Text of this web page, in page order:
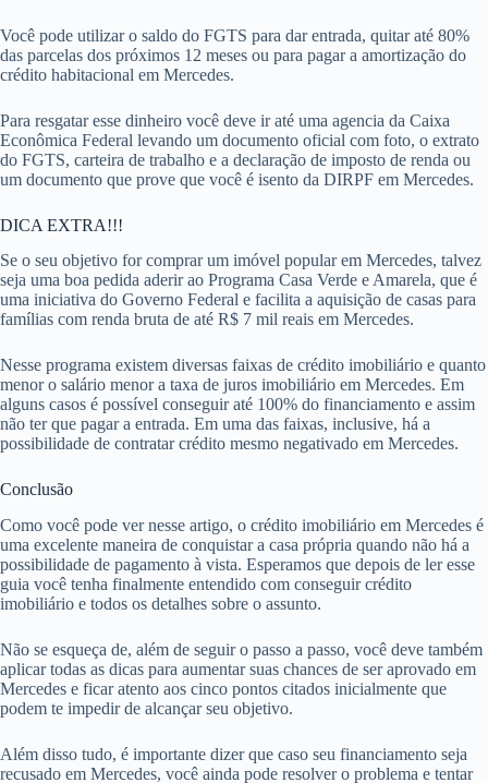
Você pode utilizar o saldo do FGTS para dar entrada, quitar até 80%
das parcelas dos próximos 12 meses ou para pagar a amortização do
crédito habitacional em Mercedes.
Para resgatar esse dinheiro você deve ir até uma agencia da Caixa
Econômica Federal levando um documento oficial com foto, o extrato
do FGTS, carteira de trabalho e a declaração de imposto de renda ou
um documento que prove que você é isento da DIRPF em Mercedes.
DICA EXTRA!!!
Se o seu objetivo for comprar um imóvel popular em Mercedes, talvez
seja uma boa pedida aderir ao Programa Casa Verde e Amarela, que é
uma iniciativa do Governo Federal e facilita a aquisição de casas para
famílias com renda bruta de até R$ 7 mil reais em Mercedes.
Nesse programa existem diversas faixas de crédito imobiliário e quanto
menor o salário menor a taxa de juros imobiliário em Mercedes. Em
alguns casos é possível conseguir até 100% do financiamento e assim
não ter que pagar a entrada. Em uma das faixas, inclusive, há a
possibilidade de contratar crédito mesmo negativado em Mercedes.
Conclusão
Como você pode ver nesse artigo, o crédito imobiliário em Mercedes é
uma excelente maneira de conquistar a casa própria quando não há a
possibilidade de pagamento à vista. Esperamos que depois de ler esse
guia você tenha finalmente entendido com conseguir crédito
imobiliário e todos os detalhes sobre o assunto.
Não se esqueça de, além de seguir o passo a passo, você deve também
aplicar todas as dicas para aumentar suas chances de ser aprovado em
Mercedes e ficar atento aos cinco pontos citados inicialmente que
podem te impedir de alcançar seu objetivo.
Além disso tudo, é importante dizer que caso seu financiamento seja
recusado em Mercedes, você ainda pode resolver o problema e tentar